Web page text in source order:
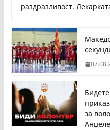
раздразливост.
за